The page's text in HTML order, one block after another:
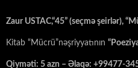
Zaur USTAC,“45” (seçmə şeirlər),
Kitab “Mücrü”nəşriyyatının
Qiyməti: 5 azn – Əlaqə: +99477-